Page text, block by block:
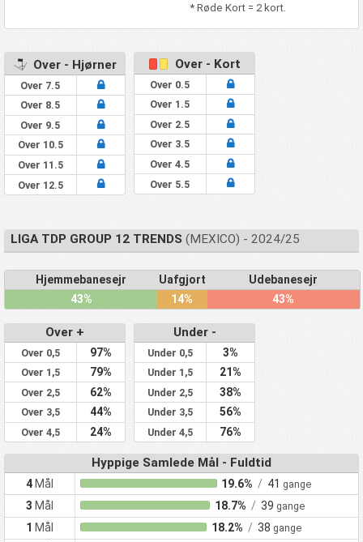
* Røde Kort = 2 kort.
Over - Hjørner
Over 7.5
Over 8.5
Over 9.5
Over 10.5
Over 11.5
Over 12.5
Over - Kort
Over 0.5
Over 1.5
Over 2.5
Over 3.5
Over 4.5
Over 5.5
LIGA TDP GROUP 12 TRENDS (MEXICO) - 2024/25
Hjemmebanesejr Uafgjort
Udebanesejr
43%
14% 43%
Over +
Over 0,5 97%
Over 1,5 79%
Over 2,5 62%
Over 3,5 44%
Over 4,5 24%
Under -
Under 0,5 3%
Under 1,5 21%
Under 2,5 38%
Under 3,5 56%
Under 4,5 76%
Hyppige Samlede Mål - Fuldtid
4 Mål 19.6% / 41 gange
3 Mål 18.7% / 39 gange
1 Mål 18.2% / 38 gange